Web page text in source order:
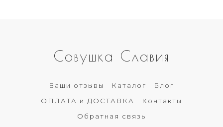
Совушка Славия
Ваши отзывы Каталог
Блог
ОПЛАТА и ДОСТАВКА
Контакты
Обратная связь